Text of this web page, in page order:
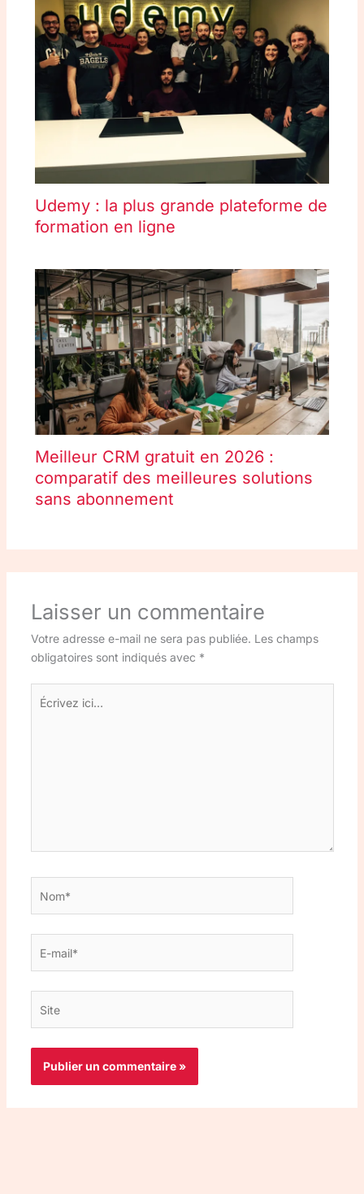
Udemy : la plus grande plateforme de
formation en ligne
Meilleur CRM gratuit en 2026 :
comparatif des meilleures solutions
sans abonnement
Laisser un commentaire
Votre adresse e-mail ne sera pas publiée. Les champs
obligatoires sont indiqués avec *
ici…
mail*